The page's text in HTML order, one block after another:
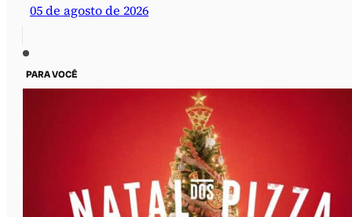
05 de agosto de 2026
PARA VOCÊ